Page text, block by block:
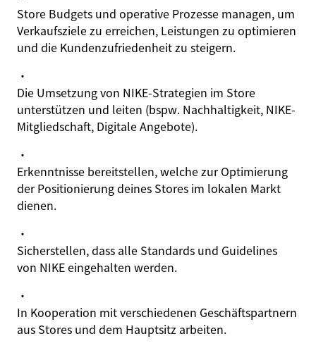
Store Budgets und operative Prozesse managen, um
Verkaufsziele zu erreichen, Leistungen zu optimieren
und die Kundenzufriedenheit zu steigern.
·
Die Umsetzung von NIKE-Strategien im Store
unterstützen und leiten (bspw. Nachhaltigkeit, NIKE-
Mitgliedschaft, Digitale Angebote).
·
Erkenntnisse bereitstellen, welche zur Optimierung
der Positionierung deines Stores im lokalen Markt
dienen.
·
Sicherstellen, dass alle Standards und Guidelines
von NIKE eingehalten werden.
·
In Kooperation mit verschiedenen Geschäftspartnern
aus Stores und dem Hauptsitz arbeiten.